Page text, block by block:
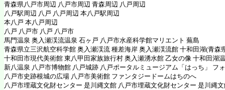
青森県八戸市周辺 八戸市周辺 青森周辺 八戸周辺
八戸駅周辺 八戸 八戸周辺 本八戸駅周辺
本八戸 本八戸周辺
八戸 八戸市 八戸 八戸市
馬門温泉 奥入瀬渓流温泉 石ヶ戸 八戸市水産科学館マリエント 蕪島
青森県立三沢航空科学館 奥入瀬渓流 種差海岸 奥入瀬渓流館 十和田湖(青森
十和田市現代美術館 東八甲田家族旅行村 奥入瀬湧水館 乙女の像 十和田湖
新八温泉 八戸市博物館 八戸城跡 八戸ポータルミュージアム「はっち」 フ
八戸市史跡根城の広場 八戸市美術館 ファンタジードームはちのへ
八戸市埋蔵文化財センター 是川縄文館 八戸市埋蔵文化財センター 是川縄